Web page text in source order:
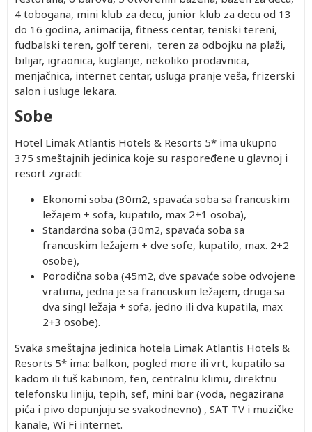
4 tobogana, mini klub za decu, junior klub za decu od 13
do 16 godina, animacija, fitness centar, teniski tereni,
fudbalski teren, golf tereni, teren za odbojku na plaži,
bilijar, igraonica, kuglanje, nekoliko prodavnica,
menjačnica, internet centar, usluga pranje veša, frizerski
salon i usluge lekara.
Sobe
Hotel Limak Atlantis Hotels & Resorts 5* ima ukupno
375 smeštajnih jedinica koje su raspoređene u glavnoj i
resort zgradi:
Ekonomi soba (30m2, spavaća soba sa francuskim
ležajem + sofa, kupatilo, max 2+1 osoba),
Standardna soba (30m2, spavaća soba sa
francuskim ležajem + dve sofe, kupatilo, max. 2+2
osobe),
Porodična soba (45m2, dve spavaće sobe odvojene
vratima, jedna je sa francuskim ležajem, druga sa
dva singl ležaja + sofa, jedno ili dva kupatila, max
2+3 osobe).
Svaka smeštajna jedinica hotela Limak Atlantis Hotels &
Resorts 5* ima: balkon, pogled more ili vrt, kupatilo sa
kadom ili tuš kabinom, fen, centralnu klimu, direktnu
telefonsku liniju, tepih, sef, mini bar (voda, negazirana
pića i pivo dopunjuju se svakodnevno) , SAT TV i muzičke
kanale, Wi Fi internet.